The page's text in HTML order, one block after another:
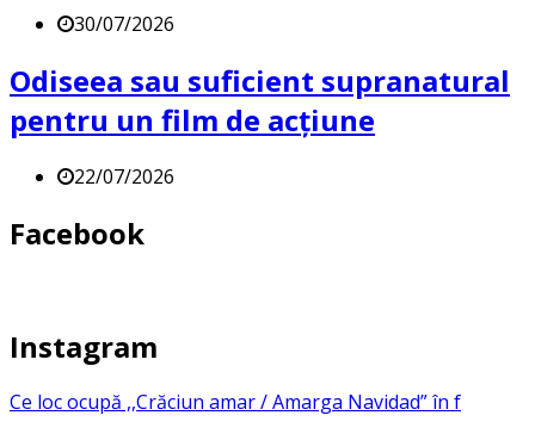
30/07/2026
Odiseea sau suficient supranatural
pentru un film de acțiune
22/07/2026
Facebook
Instagram
Ce loc ocupă ,,Crăciun amar / Amarga Navidad” în f